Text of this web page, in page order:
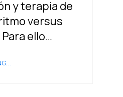
y terapia de
versus
ello…